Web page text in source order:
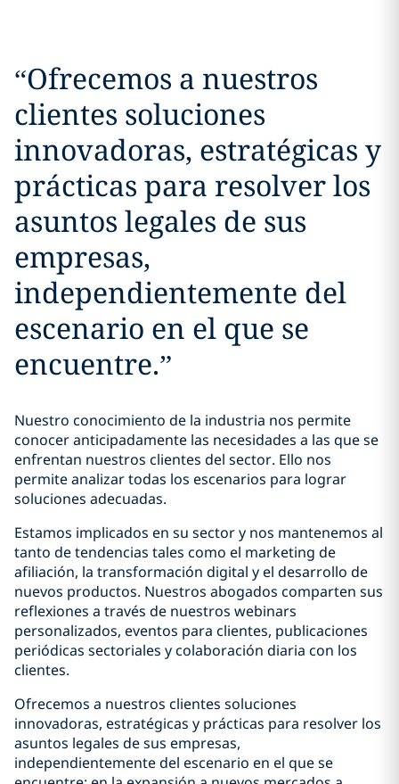
“Ofrecemos a nuestros
clientes soluciones
innovadoras, estratégicas y
prácticas para resolver los
asuntos legales de sus
empresas,
independientemente del
escenario en el que se
encuentre.”
Nuestro conocimiento de la industria nos permite
conocer anticipadamente las necesidades a las que se
enfrentan nuestros clientes del sector. Ello nos
permite analizar todas los escenarios para lograr
soluciones adecuadas.
Estamos implicados en su sector y nos mantenemos al
tanto de tendencias tales como el marketing de
afiliación, la transformación digital y el desarrollo de
nuevos productos. Nuestros abogados comparten sus
reflexiones a través de nuestros webinars
personalizados, eventos para clientes, publicaciones
periódicas sectoriales y colaboración diaria con los
clientes.
Ofrecemos a nuestros clientes soluciones
innovadoras, estratégicas y prácticas para resolver los
asuntos legales de sus empresas,
independientemente del escenario en el que se